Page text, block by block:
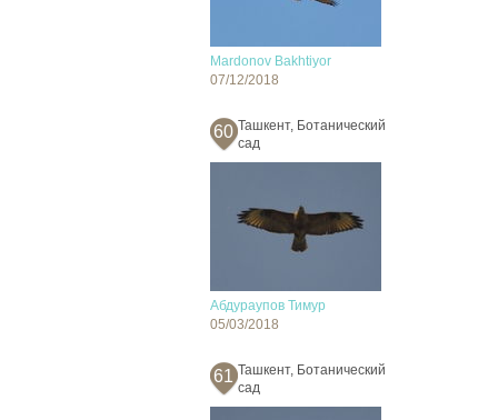
Mardonov Bakhtiyor
07/12/2018
60 Ташкент, Ботанический
сад
Абдураупов Тимур
05/03/2018
61 Ташкент, Ботанический
сад